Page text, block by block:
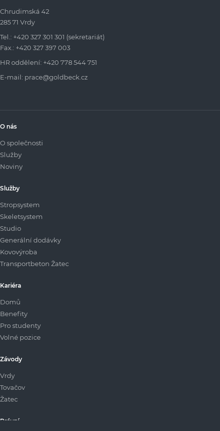
Chrudimská 42
285 71 Vrdy
Tel.: +420 327 301 301 (sekretariát)
Fax.: +420 327 397 003
HR oddělení: +420 778 544 751
E-mail: prace@goldbeck.cz
O nás
O společnosti
Služby
Noviny
Služby
Stropsystem
Skeletsystem
Studio
Generální dodávky
Kovovýroba
Transportbeton Žatec
Kariéra
Domů
Benefity
Pro studenty
Volné pozice
Závody
Vrdy
Tovačov
Žatec
Právní